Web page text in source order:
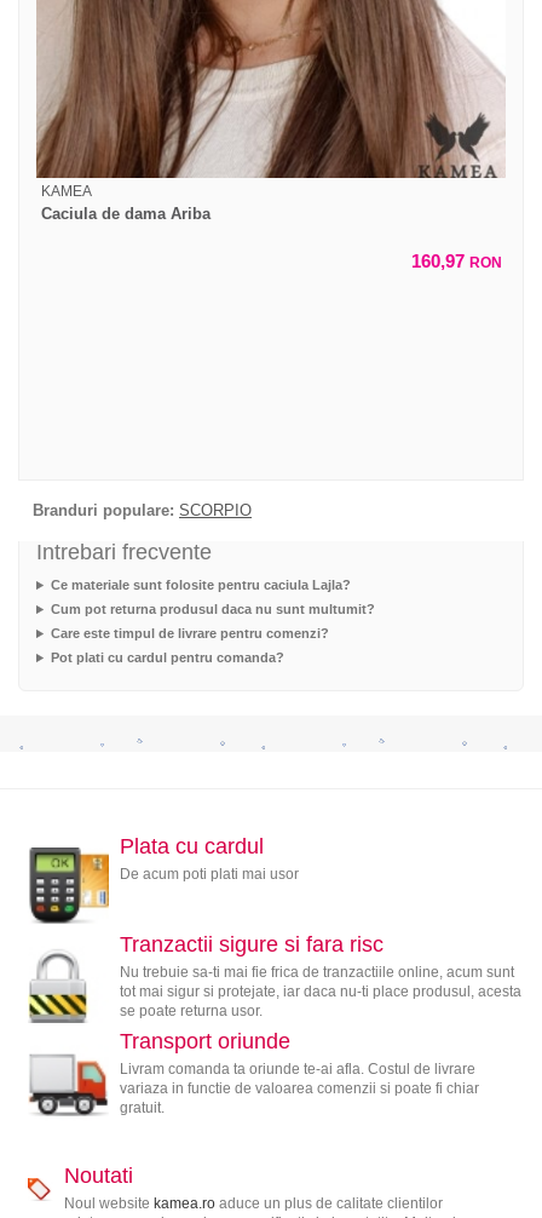
KAMEA
Caciula de dama Ariba
160,97 RON
Branduri populare: SCORPIO
Intrebari frecvente
Ce materiale sunt folosite pentru caciula Lajla?
Cum pot returna produsul daca nu sunt multumit?
Care este timpul de livrare pentru comenzi?
Pot plati cu cardul pentru comanda?
Plata cu cardul
De acum poti plati mai usor
Tranzactii sigure si fara risc
Nu trebuie sa-ti mai fie frica de tranzactiile online, acum sunt
tot mai sigur si protejate, iar daca nu-ti place produsul, acesta
se poate returna usor.
Transport oriunde
Livram comanda ta oriunde te-ai afla. Costul de livrare
variaza in functie de valoarea comenzii si poate fi chiar
gratuit.
Noutati
Noul website kamea.roaduce un plus de calitate clientilor